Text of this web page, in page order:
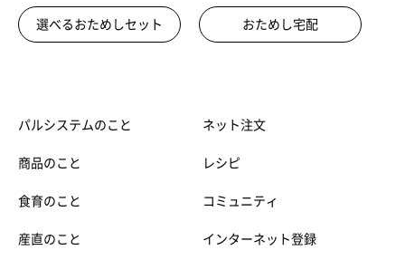
選べるおためしセット おためし宅配
パルシステムのこと
商品のこと
食育のこと
産直のこと
ネット注文
レシピ
コミュニティ
インターネット登録